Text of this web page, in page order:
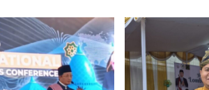
Kepemimpinan NU